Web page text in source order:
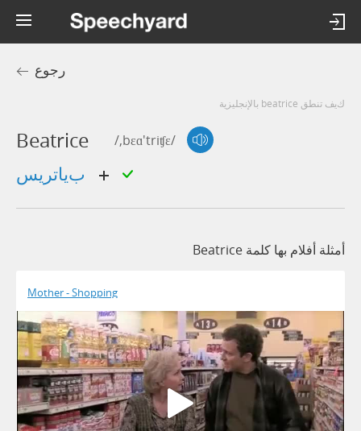
رجوع
كيف تنطق beatrice بالإنجليزية
Beatrice /,bɛɑ'triʧɛ/
أمثلة أفلام بها كلمة Beatrice
Mother - Shopping